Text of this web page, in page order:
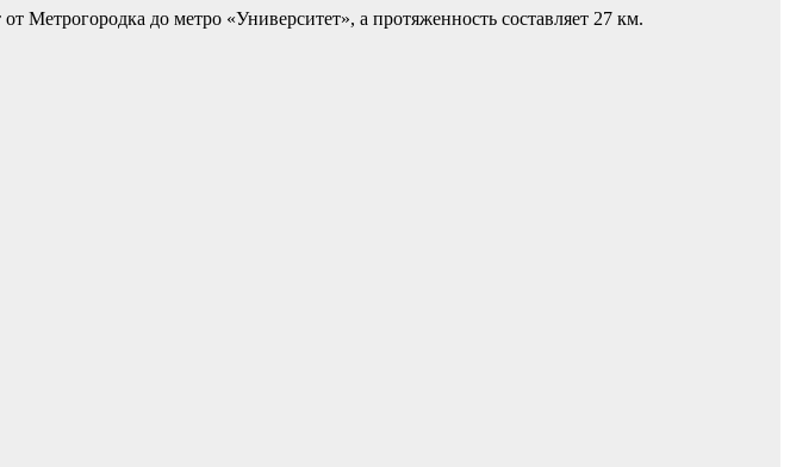
Метрогородка до метро «Университет», а протяженность составляет 27 км.